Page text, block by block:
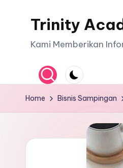
Trinity
Kami Memberikan
Home Bisnis Sampingan